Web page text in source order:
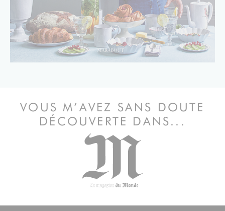
VOUS M’AVEZ SANS DOUTE
DÉCOUVERTE DANS...